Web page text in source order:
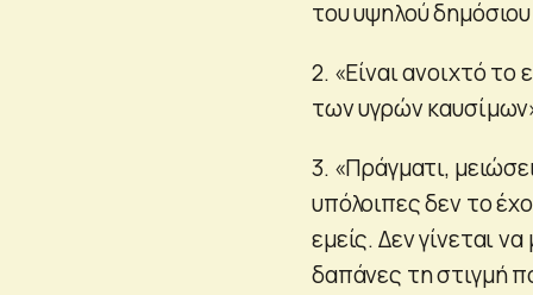
του υψηλού
2. «Είναι ανοιχτό το
των υγρών
3. «Πράγματι,
υπόλοιπες δεν το
εμείς. Δεν γίνεται
δαπάνες τη στιγμή